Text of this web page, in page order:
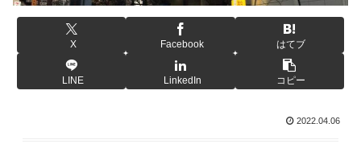
X Facebook はてブ
LINE LinkedIn コピー
2022.04.06